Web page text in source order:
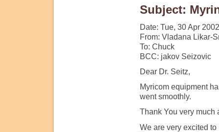
Subject:
Date: Tue, 30 Apr
From: Vladana Likar-
To: Chuck
BCC: jakov Seizovic
Dear Dr. Seitz,
Myricom equipment
went smoothly.
Thank You very much
We are very excited